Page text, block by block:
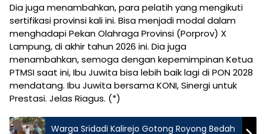
Dia juga menambahkan, para pelatih yang mengikuti
sertifikasi provinsi kali ini. Bisa menjadi modal dalam
menghadapi Pekan Olahraga Provinsi (Porprov) X
Lampung, di akhir tahun 2026 ini. Dia juga
menambahkan, semoga dengan kepemimpinan Ketua
PTMSI saat ini, Ibu Juwita bisa lebih baik lagi di PON 2028
mendatang. Ibu Juwita bersama KONI, Sinergi untuk
Prestasi. Jelas Riagus. (*)
Warga Sridadi Kalirejo Gotong Royong Bedah